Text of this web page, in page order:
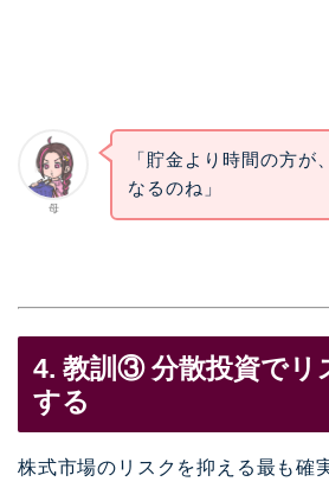
母
「貯金より時間の方が
なるのね」
4. 教訓③ 分散投資でリ
する
株式市場のリスクを抑える最も確